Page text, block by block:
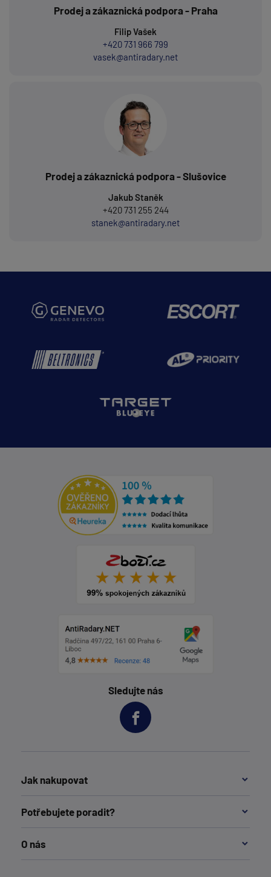
Prodej a zákaznická podpora - Praha
Filip Vašek
+420 731 966 799
vasek@antiradary.net
Prodej a zákaznická podpora - Slušovice
Jakub Staněk
+420 731 255 244
stanek@antiradary.net
Sledujte nás
Jak nakupovat
Potřebujete poradit?
O nás